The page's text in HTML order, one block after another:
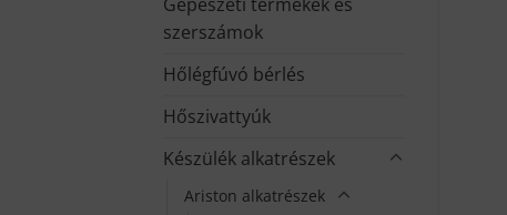
szerszámok
Hőlégfúvó bérlés
Hőszivattyúk
Készülék alkatrészek
Ariston alkatrészek